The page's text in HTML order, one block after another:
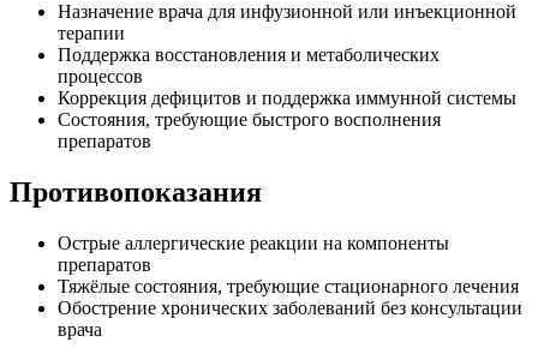
Назначение врача для инфузионной или инъекционной
терапии
Поддержка восстановления и метаболических
процессов
Коррекция дефицитов и поддержка иммунной системы
Состояния, требующие быстрого восполнения
препаратов
Противопоказания
Острые аллергические реакции на компоненты
препаратов
Тяжёлые состояния, требующие стационарного лечения
Обострение хронических заболеваний без консультации
врача